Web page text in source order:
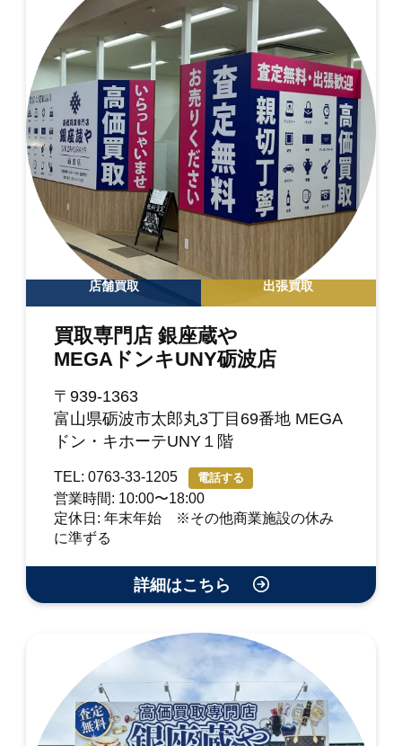
店舗買取 出張買取
買取専門店 銀座蔵や
MEGAドンキUNY砺波店
〒939-1363
富山県砺波市太郎丸3丁目69番地 MEGA
ドン・キホーテUNY１階
TEL: 0763-33-1205 電話する
営業時間: 10:00〜18:00
定休日: 年末年始 ※その他商業施設の休み
に準ずる
詳細はこちら